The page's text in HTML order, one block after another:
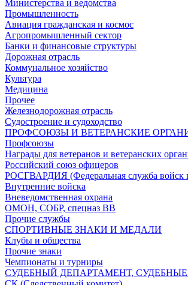
Министерства и ведомства
Промышленность
Авиация гражданская и космос
Агропромышленный сектор
Банки и финансовые структуры
Дорожная отрасль
Коммунальное хозяйство
Культура
Медицина
Прочее
Железнодорожная отрасль
Судостроение и судоходство
ПРОФСОЮЗЫ И ВЕТЕРАНСКИЕ
Профсоюзы
Награды для ветеранов и ветеранских
Российский союз офицеров
РОСГВАРДИЯ (Федеральная служба войск
Внутренние войска
Вневедомственная охрана
ОМОН, СОБР, спецназ ВВ
Прочие службы
СПОРТИВНЫЕ ЗНАКИ И МЕДАЛИ
Клубы и общества
Прочие знаки
Чемпионаты и турниры
СУДЕБНЫЙ ДЕПАРТАМЕНТ,